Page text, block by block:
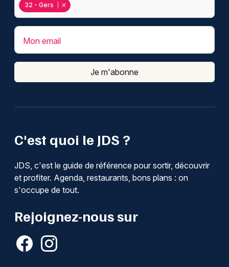
C'est quoi le JDS ?
JDS, c'est le guide de référence pour sortir, découvrir
et profiter. Agenda, restaurants, bons plans : on
s'occupe de tout.
Rejoignez-nous sur
32 - Gers
Mon email
Je m'abonne